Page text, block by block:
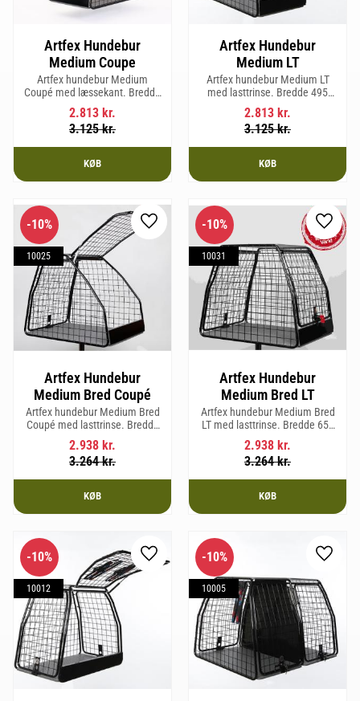
Artfex Hundebur
Medium Coupe
Artfex hundebur Medium
Coupé med læssekant. Bredde
495 mm, højde 675 mm, dybde
830 mm og vægt 15,8 kg.
2.813 kr.
3.125kr.
KØB
Artfex Hundebur
Medium LT
Artfex hundebur Medium LT
med lasttrinse. Bredde 495
mm, Højde 675 mm, Dybde 830
mm og vægt 17 kg.
2.813 kr.
3.125kr.
KØB
Artfex Hundebur
Medium Bred Coupé
Artfex hundebur Medium Bred
Coupé med lasttrinse. Bredde
653 mm, Højde 675 mm, Dybde
830 mm og vægt 19,4 kg.
2.938 kr.
3.264kr.
10%
10025
Gem som favorit
KØB
Artfex Hundebur
Medium Bred LT
Artfex hundebur Medium Bred
LT med lasttrinse. Bredde 653
mm, Højde 675 mm, Dybde 830
mm og vægt 20,2 kg.
2.938 kr.
3.264kr.
10%
10031
Gem
KØB
10%
10012
Gem som favorit
10%
10005
Gem